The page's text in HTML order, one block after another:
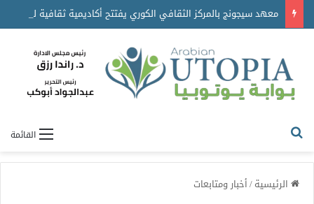
معهد سيجونج بالمركز الثقافي الكوري يفتتح أكاديمية ثقافية للتعريف بالتراث الغنائي الكوري
القائمة
الرئيسية/أخبار ومتابعات